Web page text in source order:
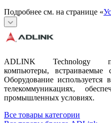
Подробнее см. на странице «
ADLINK Technology
компьютеры,
Оборудование используется
телекоммуникациях,
промышленных условиях.
Все товары категории